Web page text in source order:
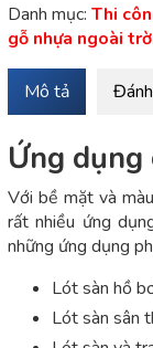
Danh mục: Thi
gỗ nhựa ngoài
Mô tả
Ứng
Với bề mặt và
rất nhiều ứng
những ứng dụng
Lót sàn hồ
Lót sàn sân